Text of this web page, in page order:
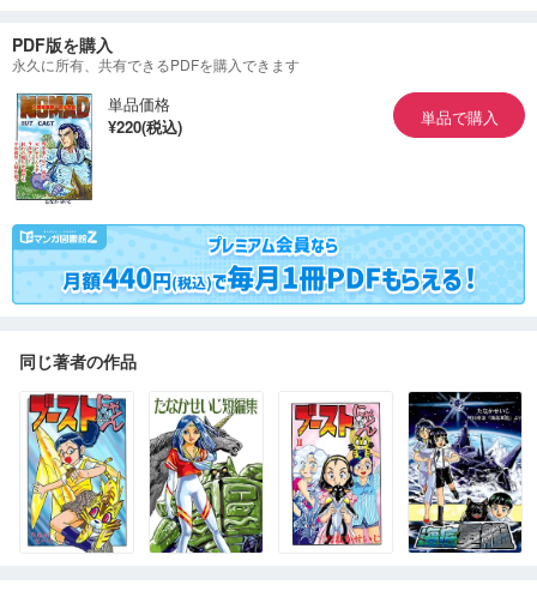
PDF版を購入
永久に所有、共有できるPDFを購入できます
単品価格
¥220(税込)
単品で購入
同じ著者の作品